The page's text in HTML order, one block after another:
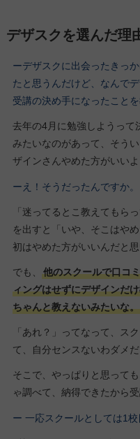
デザスクを選んだ理
ーデザスクに出会ったきっ
たと思うんだけど、なんで
受講の決め手になったこと
去年の4月に勉強しようって
みたいなのがあって、そう
ザインさんやめた方がいい
ーえ！そうだったんですか。
「迷ってるとこ教えてもら
を出すと「いや、そこはや
初はやめた方がいいんだと思
でも、
他のスクールで口コ
ィングはせずにデザインだ
ちゃんと教えないみたいな。
「あれ？」ってなって、ス
て、自分センスないわダメだ
そこで、やっぱりと思って
ゃ調べて、納得できたから受
ー 一応スクールとしては1校